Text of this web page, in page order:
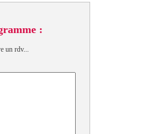
:
un rdv...